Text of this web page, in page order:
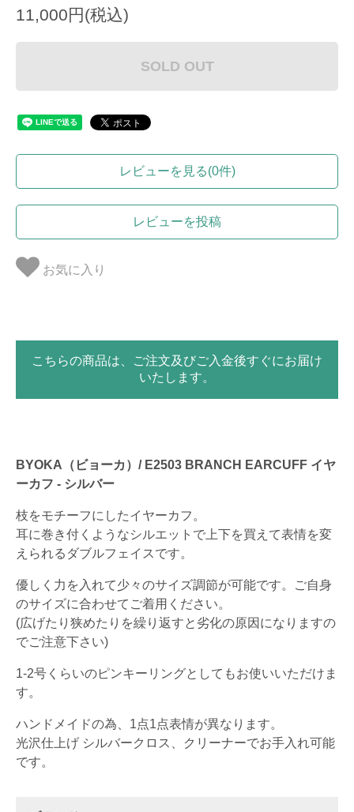
11,000円(税込)
SOLD OUT
レビューを見る(0件)
レビューを投稿
お気に入り
こちらの商品は、ご注文及びご入金後すぐにお届け
いたします。
BYOKA（ビョーカ）/ E2503 BRANCH EARCUFF イヤ
ーカフ - シルバー
枝をモチーフにしたイヤーカフ。
耳に巻き付くようなシルエットで上下を買えて表情を変
えられるダブルフェイスです。
優しく力を入れて少々のサイズ調節が可能です。ご自身
のサイズに合わせてご着用ください。
(広げたり狭めたりを繰り返すと劣化の原因になりますの
でご注意下さい)
1-2号くらいのピンキーリングとしてもお使いいただけま
す。
ハンドメイドの為、1点1点表情が異なります。
光沢仕上げ シルバークロス、クリーナーでお手入れ可能
です。